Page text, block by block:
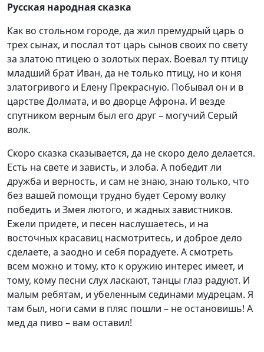
Русская народная сказка
Как во стольном городе, да жил премудрый царь о
трех сынах, и послал тот царь сынов своих по свету
за златою птицею о золотых перах. Воевал ту птицу
младший брат Иван, да не только птицу, но и коня
златогривого и Елену Прекрасную. Побывал он и в
царстве Долмата, и во дворце Афрона. И везде
спутником верным был его друг – могучий Серый
волк.
Скоро сказка сказывается, да не скоро дело делается.
Есть на свете и зависть, и злоба. А победит ли
дружба и верность, и сам не знаю, знаю только, что
без вашей помощи трудно будет Серому волку
победить и Змея лютого, и жадных завистников.
Ежели придете, и песен наслушаетесь, и на
восточных красавиц насмотритесь, и доброе дело
сделаете, а заодно и себя порадуете. А смотреть
всем можно и тому, кто к оружию интерес имеет, и
тому, кому песни слух ласкают, танцы глаз радуют. И
малым ребятам, и убеленным сединами мудрецам. Я
там был, ноги сами в пляс пошли – не остановишь! А
мед да пиво – вам оставил!